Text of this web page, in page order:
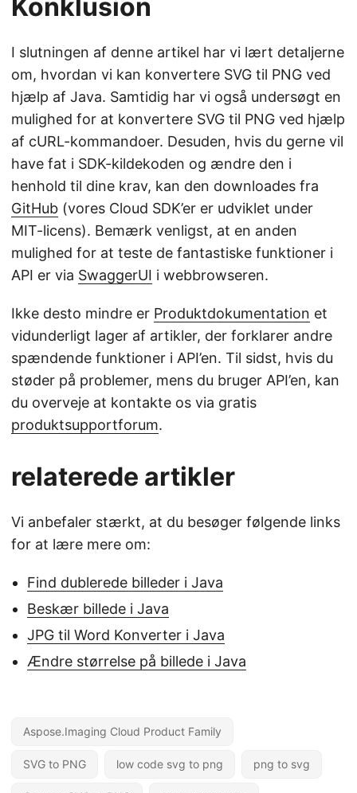
Konklusion
I slutningen af denne artikel har vi lært detaljerne
om, hvordan vi kan konvertere SVG til PNG ved
hjælp af Java. Samtidig har vi også undersøgt en
mulighed for at konvertere SVG til PNG ved hjælp
af cURL-kommandoer. Desuden, hvis du gerne vil
have fat i SDK-kildekoden og ændre den i
henhold til dine krav, kan den downloades fra
GitHub (vores Cloud SDK’er er udviklet under
MIT-licens). Bemærk venligst, at en anden
mulighed for at teste de fantastiske funktioner i
API er via SwaggerUI i webbrowseren.
Ikke desto mindre er Produktdokumentation et
vidunderligt lager af artikler, der forklarer andre
spændende funktioner i API’en. Til sidst, hvis du
støder på problemer, mens du bruger API’en, kan
du overveje at kontakte os via gratis
produktsupportforum.
relaterede artikler
Vi anbefaler stærkt, at du besøger følgende links
for at lære mere om:
Find dublerede billeder i Java
Beskær billede i Java
JPG til Word Konverter i Java
Ændre størrelse på billede i Java
Aspose.Imaging Cloud Product Family
SVG to PNG low code svg to png png to svg